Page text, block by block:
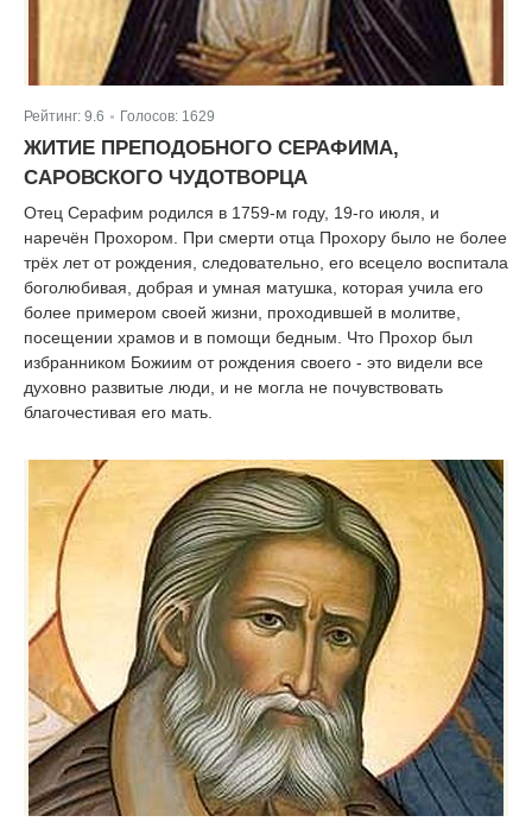
Рейтинг: 9.6 Голосов: 1629
ЖИТИЕ ПРЕПОДОБНОГО СЕРАФИМА,
САРОВСКОГО ЧУДОТВОРЦА
Отец Серафим родился в 1759-м году, 19-го июля, и
наречён Прохором. При смерти отца Прохору было не более
трёх лет от рождения, следовательно, его всецело воспитала
боголюбивая, добрая и умная матушка, которая учила его
более примером своей жизни, проходившей в молитве,
посещении храмов и в помощи бедным. Что Прохор был
избранником Божиим от рождения своего - это видели все
духовно развитые люди, и не могла не почувствовать
благочестивая его мать.